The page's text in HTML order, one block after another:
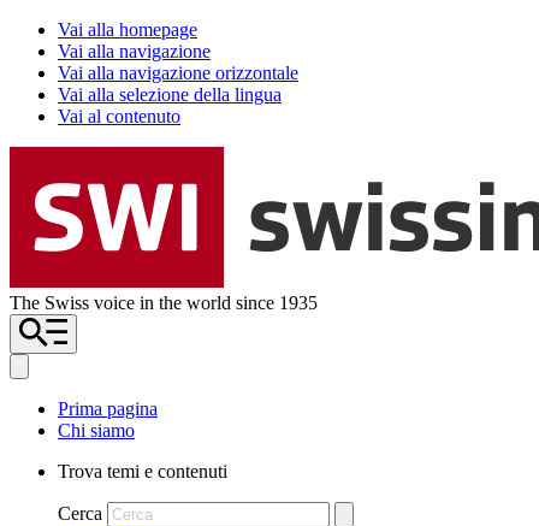
Vai alla homepage
Vai alla navigazione
Vai alla navigazione orizzontale
Vai alla selezione della lingua
Vai al contenuto
The Swiss voice in the world since 1935
Prima pagina
Chi siamo
Trova temi e contenuti
Cerca